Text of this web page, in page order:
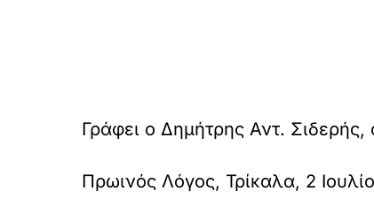
Γράφει ο Δημήτρης Αντ. Σιδερής,
Πρωινός Λόγος, Τρίκαλα, 2